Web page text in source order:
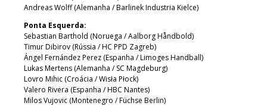
Andreas Wolff (Alemanha / Barlinek Industria Kielce)
Ponta Esquerda:
Sebastian Barthold (Noruega / Aalborg Håndbold)
Timur Dibirov (Rússia / HC PPD Zagreb)
Ángel Fernández Perez (Espanha / Limoges Handball)
Lukas Mertens (Alemanha / SC Magdeburg)
Lovro Mihic (Croácia / Wisła Płock)
Valero Rivera (Espanha / HBC Nantes)
Milos Vujovic (Montenegro / Füchse Berlin)